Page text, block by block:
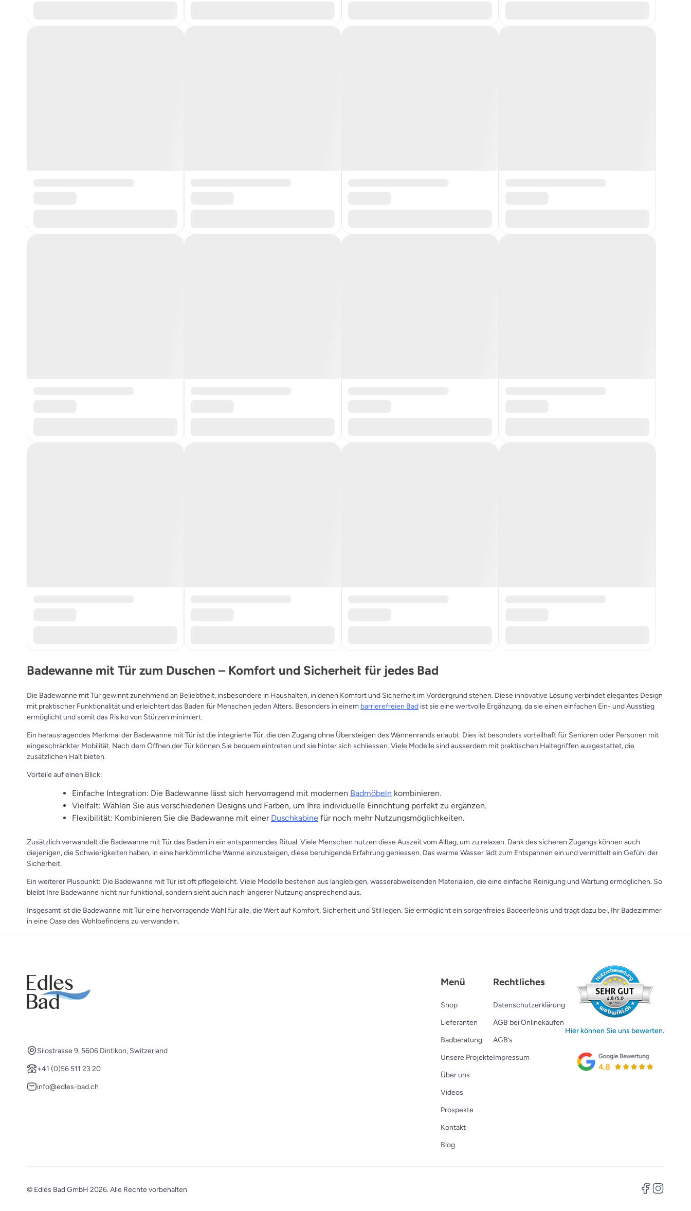
Badewanne mit Tür zum Duschen – Komfort und Sicherheit für jedes Bad
Die Badewanne mit Tür gewinnt zunehmend an Beliebtheit, insbesondere in Haushalten, in denen Komfort und Sicherheit im Vordergrund stehen. Diese innovative Lösung verbindet elegantes Design
mit praktischer Funktionalität und erleichtert das Baden für Menschen jeden Alters. Besonders in einem barrierefreien Bad ist sie eine wertvolle Ergänzung, da sie einen einfachen Ein- und Ausstieg
ermöglicht und somit das Risiko von Stürzen minimiert.
Ein herausragendes Merkmal der Badewanne mit Tür ist die integrierte Tür, die den Zugang ohne Übersteigen des Wannenrands erlaubt. Dies ist besonders vorteilhaft für Senioren oder Personen mit
eingeschränkter Mobilität. Nach dem Öffnen der Tür können Sie bequem eintreten und sie hinter sich schliessen. Viele Modelle sind ausserdem mit praktischen Haltegriffen ausgestattet, die
zusätzlichen Halt bieten.
Vorteile auf einen Blick:
Einfache Integration: Die Badewanne lässt sich hervorragend mit modernen Badmöbeln kombinieren.
Vielfalt: Wählen Sie aus verschiedenen Designs und Farben, um Ihre individuelle Einrichtung perfekt zu ergänzen.
Flexibilität: Kombinieren Sie die Badewanne mit einer Duschkabine für noch mehr Nutzungsmöglichkeiten.
Zusätzlich verwandelt die Badewanne mit Tür das Baden in ein entspannendes Ritual. Viele Menschen nutzen diese Auszeit vom Alltag, um zu relaxen. Dank des sicheren Zugangs können auch
diejenigen, die Schwierigkeiten haben, in eine herkömmliche Wanne einzusteigen, diese beruhigende Erfahrung geniessen. Das warme Wasser lädt zum Entspannen ein und vermittelt ein Gefühl der
Sicherheit.
Ein weiterer Pluspunkt: Die Badewanne mit Tür ist oft pflegeleicht. Viele Modelle bestehen aus langlebigen, wasserabweisenden Materialien, die eine einfache Reinigung und Wartung ermöglichen. So
bleibt Ihre Badewanne nicht nur funktional, sondern sieht auch nach längerer Nutzung ansprechend aus.
Insgesamt ist die Badewanne mit Tür eine hervorragende Wahl für alle, die Wert auf Komfort, Sicherheit und Stil legen. Sie ermöglicht ein sorgenfreies Badeerlebnis und trägt dazu bei, Ihr Badezimmer
in eine Oase des Wohlbefindens zu verwandeln.
Silostrasse 9, 5606 Dintikon, Switzerland
+41 (0)56 511 23 20
info@edles-bad.ch
Menü
Shop
Lieferanten
Badberatung
Unsere Projekte
Über uns
Videos
Prospekte
Kontakt
Blog
Rechtliches
Datenschutzerklärung
AGB bei Onlinekäufen
AGB’s
Impressum
Hier können Sie uns bewerten.
© Edles Bad GmbH 2026. Alle Rechte vorbehalten